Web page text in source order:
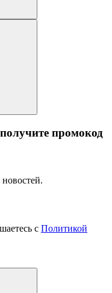
промокод
с Политикой